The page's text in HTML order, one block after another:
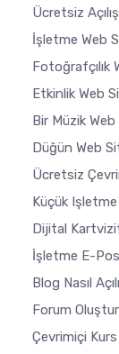
Ücretsiz
İşletme Web
Fotoğrafçılık
Etkinlik Web
Bir Müzik
Düğün Web
Ücretsiz
Küçük
Dijital
İşletme E-
Blog Nasıl
Forum Oluştur
Çevrimiçi